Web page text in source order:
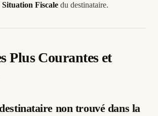
Fiscale du destinataire.
Plus Courantes et
non trouvé dans la